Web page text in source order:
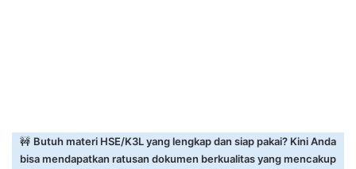
🚧 Butuh materi HSE/K3L yang lengkap dan siap pakai? Kini Anda
bisa mendapatkan ratusan dokumen berkualitas yang mencakup